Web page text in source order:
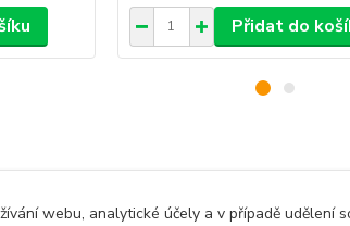
Přidat do
webu, analytické účely a v případě udělení